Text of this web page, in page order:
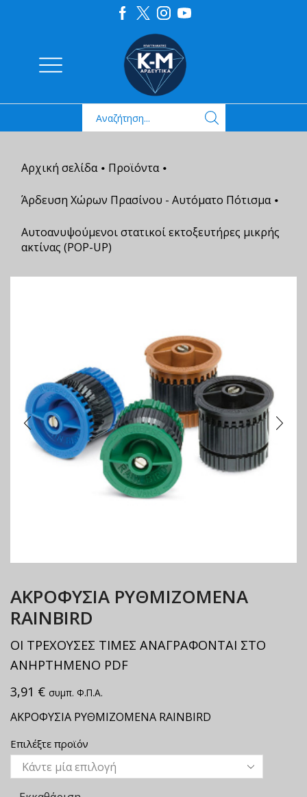
Αρχική σελίδα • Προϊόντα •
Άρδευση Χώρων Πρασίνου - Αυτόματο Πότισμα •
Αυτοανυψούμενοι στατικοί εκτοξευτήρες μικρής
ακτίνας (POP-UP)
ΑΚΡΟΦΥΣΙΑ ΡΥΘΜΙΖΟΜΕΝΑ
RAINBIRD
ΟΙ ΤΡΕΧΟΥΣΕΣ ΤΙΜΕΣ ΑΝΑΓΡΑΦΟΝΤΑΙ ΣΤΟ
ΑΝΗΡΤΗΜΕΝΟ PDF
3,91 € συμπ. Φ.Π.Α.
ΑΚΡΟΦΥΣΙΑ ΡΥΘΜΙΖΟΜΕΝΑ RAINBIRD
Επιλέξτε προϊόν